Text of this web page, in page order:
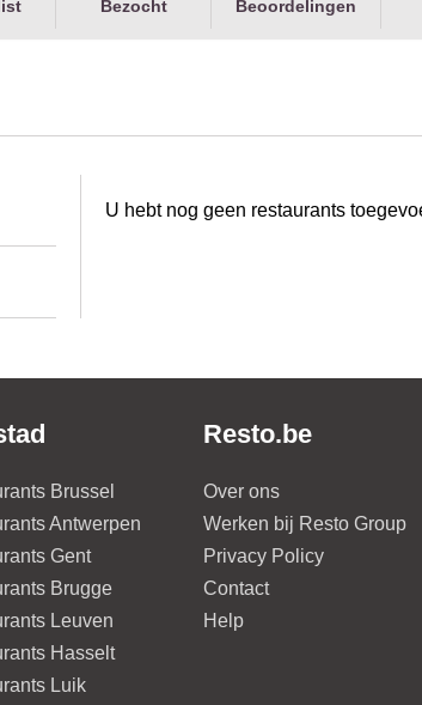
Bezocht Beoordelingen
U hebt nog geen restaurants
Brussel
Antwerpen
Gent
Brugge
Leuven
Hasselt
Luik
Resto.be
Over ons
Werken bij Resto Group
Privacy Policy
Contact
Help